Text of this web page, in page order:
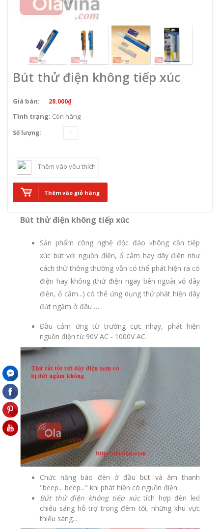
Bút thử điện không tiếp xúc
Giá bán: 28.000₫
Tình trạng: Còn hàng
Số lượng:
Thêm vào yêu thích
Thêm vào giỏ hàng
Bút thử điện không tiếp xúc
Sản phẩm công nghệ độc đáo không cần tiếp
xúc bút với nguồn điện, ổ cắm hay dây điện như
cách thử thông thường vẫn có thể phát hiện ra có
điện hay không (thử điện ngay bên ngoài vỏ dây
điện, ổ cắm...) có thể ứng dụng thử phát hiện dây
đứt ngầm ở đâu …
Đầu cảm ứng từ trường cực nhạy, phát hiện
nguồn điện từ 90V AC - 1000V AC.
Chức năng báo đèn ở đầu bút và âm thanh
"beep... beep..." khi phát hiện có nguồn điện.
Bút thử điện không tiếp xúctích hợpđèn led
chiếu sáng hỗ trợ trong đêm tối, những khu vực
thiếu sáng...